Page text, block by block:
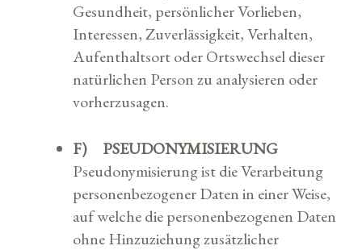
Gesundheit, persönlicher Vorlieben,
Interessen, Zuverlässigkeit, Verhalten,
Aufenthaltsort oder Ortswechsel dieser
natürlichen Person zu analysieren oder
vorherzusagen.
F) PSEUDONYMISIERUNG
Pseudonymisierung ist die Verarbeitung
personenbezogener Daten in einer Weise,
auf welche die personenbezogenen Daten
ohne Hinzuziehung zusätzlicher